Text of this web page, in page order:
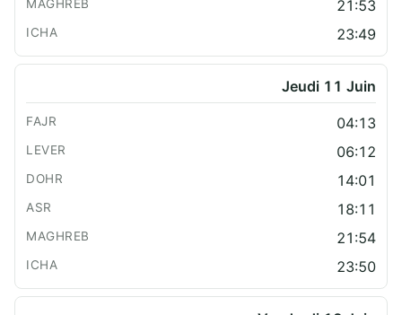
21:53
23:49
Jeudi 11 Juin
04:13
06:12
14:01
18:11
21:54
23:50